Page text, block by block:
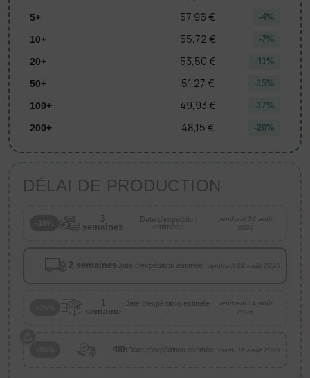
5+ 57,96 € -4%
10+ 55,72 € -7%
20+ 53,50 € -11%
50+ 51,27 € -15%
100+ 49,93 € -17%
200+ 48,15 € -20%
DÉLAI DE PRODUCTION
3
semaines
Date d'expédition
estimée :
vendredi 28 août
2026
2 semainesDate d'expédition estimée :vendredi 21 août 2026
1
semaine
Date d'expédition estimée
:
vendredi 14 août
2026
48hDate d'expédition estimée :mardi 11 août 2026